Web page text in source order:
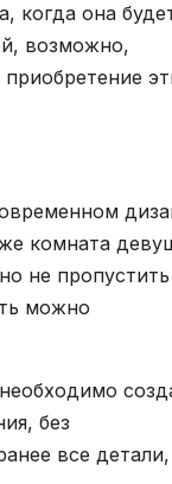
когда она
возможно,
комната
не пропустить
можно
без
все